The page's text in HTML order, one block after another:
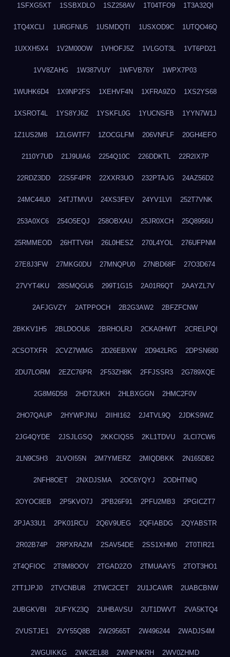
1SFXG5XT 1SSBXDLO 1SZ258AV 1T04TFO9 1T3A32QI
1TQ4XCLI 1URGFNU5 1USMDQTI 1USXOD9C 1UTQO46Q
1UXXH5X4 1V2M00OW 1VHOFJ5Z 1VLGOT3L 1VT6PD21
1VV8ZAHG 1W387VUY 1WFVB76Y 1WPX7P03
1WUHK6D4 1X9NP2FS 1XEHVF4N 1XFRA9ZO 1XS2YS68
1XSROT4L 1YS8YJ6Z 1YSKFL0G 1YUCNSFB 1YYN7W1J
1Z1US2M8 1ZLGWTF7 1ZOCGLFM 206VNFLF 20GH4EFO
2110Y7UD 21J9UIA6 2254Q10C 226DDKTL 22R2IX7P
22RDZ3DD 22S5F4PR 22XXR3UO 232PTAJG 24AZ56D2
24MC44U0 24TJTMVU 24XS3FEV 24YV1LVI 252T7VNK
253A0XC6 254O5EQJ 258OBXAU 25JR0XCH 25Q8956U
25RMMEOD 26HTTV6H 26L0HESZ 270L4YOL 276UFPNM
27E8J3FW 27MKG0DU 27MNQPU0 27NBD68F 27O3D674
27VYT4KU 28SMQGU6 299T1G15 2A01R6QT 2AAYZL7V
2AFJGVZY 2ATPPOCH 2B2G3AW2 2BFZFCNW
2BKKV1H5 2BLDOOU6 2BRHOLRJ 2CKA0HWT 2CRELPQI
2CSOTXFR 2CVZ7WMG 2D26EBXW 2D942LRG 2DPSN680
2DU7LORM 2EZC76PR 2F53ZH8K 2FFJSSR3 2G789XQE
2G8M6D58 2HDT2UKH 2HLBXGGN 2HMC2F0V
2HO7QAUP 2HYWPJNU 2IIHI162 2J4TVL9Q 2JDKS9WZ
2JG4QYDE 2JSJLGSQ 2KKCIQS5 2KL1TDVU 2LCI7CW6
2LN9C5H3 2LVOI55N 2M7YMERZ 2MIQDBKK 2N165DB2
2NFH8OET 2NXDJSMA 2OC6YQYJ 2ODHTNIQ
2OYOC8EB 2P5KVO7J 2PB26F91 2PFU2MB3 2PGICZT7
2PJA33U1 2PK01RCU 2Q6V9UEG 2QFIABDG 2QYABSTR
2R02B74P 2RPXRAZM 2SAV54DE 2SS1XHM0 2T0TIR21
2T4QFIOC 2T8M8OOV 2TGAD2ZO 2TMUAAY5 2TOT3HO1
2TT1JPJ0 2TVCNBU8 2TWC2CET 2U1JCAWR 2UABCBNW
2UBGKVBI 2UFYK23Q 2UHBAVSU 2UT1DWVT 2VA5KTQ4
2VUSTJE1 2VY55Q8B 2W29565T 2W496244 2WADJS4M
2WGUIKKG 2WK2EL88 2WNPNKRH 2WV0ZHMD